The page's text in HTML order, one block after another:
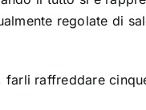
regolate di
raffreddare